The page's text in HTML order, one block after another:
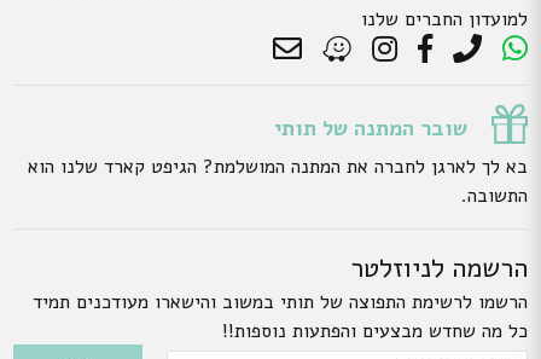
למועדון החברים שלנו
שובר המתנה של תותי
בא לך לארגן לחברה את המתנה המושלמת? הגיפט קארד שלנו הוא
התשובה.
הרשמה לניוזלטר
הרשמו לרשימת התפוצה של תותי במשוב והישארו מעודכנים תמיד
כל מה שחדש מבצעים והפתעות נוספות!!